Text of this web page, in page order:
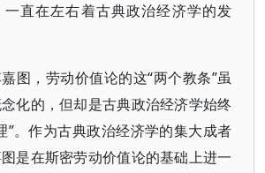
一直在左右着古典政治经济学的发
图，劳动价值论的这“两个教条”虽
化的，但却是古典政治经济学始终
”。作为古典政治经济学的集大成者
是在斯密劳动价值论的基础上进一